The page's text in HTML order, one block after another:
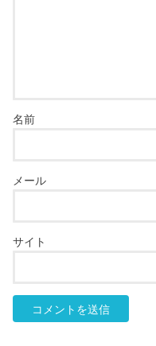
名前
メール
サイト